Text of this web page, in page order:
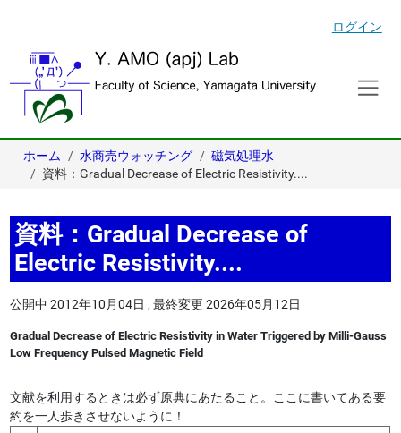
ログイン
ホーム 水商売ウォッチング
磁気処理水
資料：Gradual Decrease of Electric Resistivity....
資料：Gradual Decrease of
Electric Resistivity....
公開中 2012年10月04日 ,最終変更 2026年05月12日
Gradual Decrease of Electric Resistivity in Water Triggered by Milli-Gauss
Low Frequency Pulsed Magnetic Field
文献を利用するときは必ず原典にあたること。ここに書いてある要
約を一人歩きさせないように！